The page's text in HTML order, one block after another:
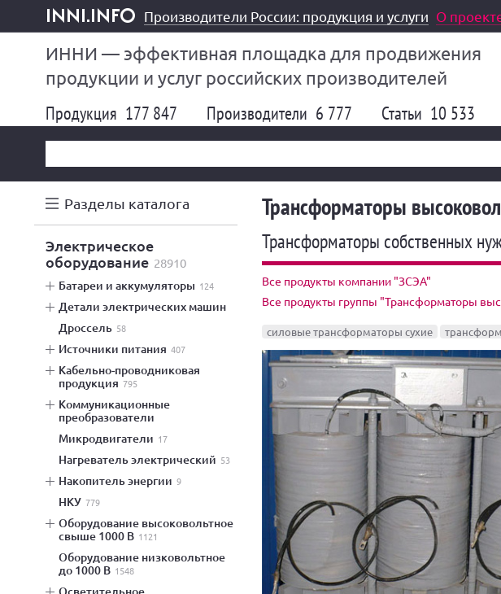
inni.info
Производители России: продукция и услуги О
ИННИ — эффективная площадка для продвижения
продукции и услуг российских производителей
Продукция 177 847 Производители 6 777 Статьи 10 533
Разделы каталога
электрическое
оборудование 28910
батареи и аккумуляторы 124
детали электрических машин
дроссель 58
источники питания 407
кабельно-проводниковая
продукция 795
коммуникационные
преобразователи
микродвигатели 17
нагреватель электрический 53
накопитель энергии 9
НКУ 779
оборудование высоковольтное
свыше 1000 В 1121
оборудование низковольтное
до 1000 В 1548
Трансформаторы
Трансформаторы собственных
Все продукты компании "ЗСЭА"
Все продукты группы "Трансформаторы
силовые трансформаторы сухие